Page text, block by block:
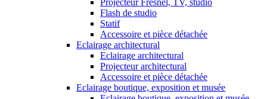
Projecteur Fresnel, TV, studio
Flash de studio
Statif
Accessoire et pièce détachée
Eclairage architectural
Eclairage architectural
Projecteur architectural
Accessoire et pièce détachée
Eclairage boutique, exposition et musée